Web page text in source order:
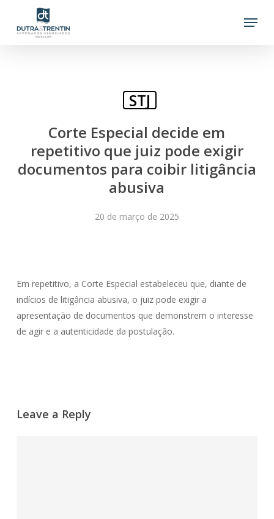
Menu
STJ
Corte Especial decide em
repetitivo que juiz pode exigir
documentos para coibir litigância
abusiva
20 de março de 2025
Em repetitivo, a Corte Especial estabeleceu que, diante de
indícios de litigância abusiva, o juiz pode exigir a
apresentação de documentos que demonstrem o interesse
de agir e a autenticidade da postulação.
Leave a Reply